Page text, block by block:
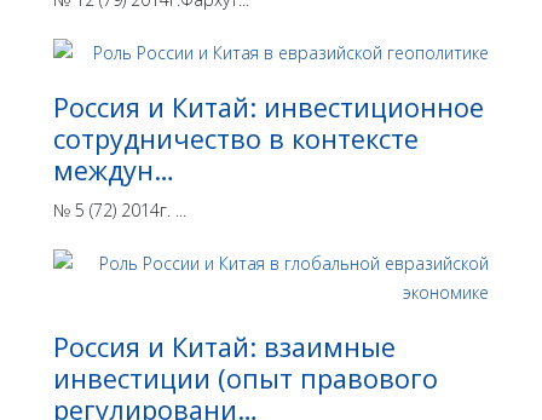
Россия и Китай: инвестиционное
сотрудничество в контексте
междун…
№ 5 (72) 2014г. ...
Россия и Китай: взаимные
инвестиции (опыт правового
регулировани…